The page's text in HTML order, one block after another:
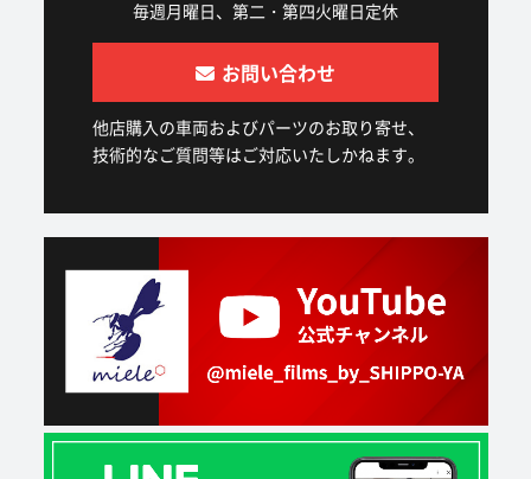
毎週月曜日、第二・第四火曜日定休
お問い合わせ
他店購入の車両およびパーツのお取り寄せ、
技術的なご質問等はご対応いたしかねます。